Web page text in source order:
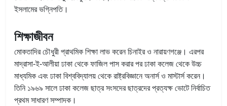
ইসলামের ভগ্নিপতি।
শিক্ষাজীবন
মোকতাদির চৌধুরী প্রাথমিক শিক্ষা লাভ করেন চিনাইর ও নারায়ণগঞ্জে। এরপর
মাদ্রাসা-ই-আলীয়া ঢাকা থেকে ফাজিল পাস করার পর ঢাকা কলেজ থেকে উচ্চ
মাধ্যমিক এবং ঢাকা বিশ্ববিদ্যালয় থেকে রাষ্ট্রবিজ্ঞানে অনার্স ও মাস্টার্স করেন।
তিনি ১৯৬৯ সালে ঢাকা কলেজ ছাত্র সংসদের ছাত্রদের প্রত্যক্ষ ভোটে নির্বাচিত
প্রথম সাধারণ সম্পাদক।